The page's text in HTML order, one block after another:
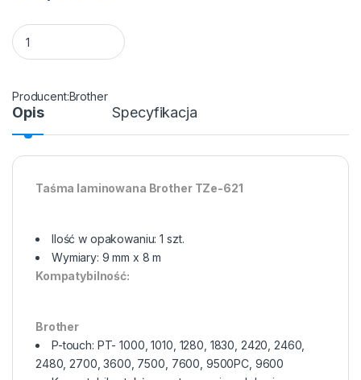
Taśma do drukarki etykiet Brother TZe621 9mm Czarny na
Brother
Opis Specyfikacja
Taśma laminowana Brother TZe-621
Ilość w opakowaniu: 1 szt.
Wymiary: 9 mm x 8 m
Kompatybilność:
Brother
P-touch: PT- 1000, 1010, 1280, 1830, 2420, 2460,
2480, 2700, 3600, 7500, 7600, 9500PC, 9600